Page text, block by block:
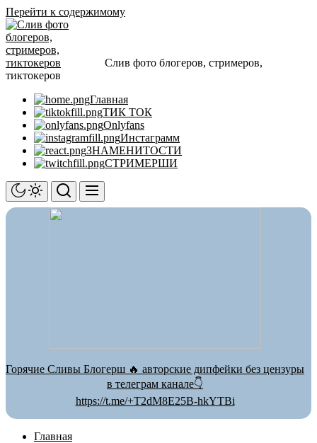
Перейти к содержимому
Слив фото блогеров, стримеров,
тиктокеров
Главная
ТИК ТОК
Onlyfans
Инстаграмм
ЗНАМЕНИТОСТИ
СТРИМЕРШИ
Горячие Сливы Блогерш 🔥 авторские дипфейки без цензуры
в телеграм канале👇
https://t.me/+T2dM8E25B-hkYTBi
Главная